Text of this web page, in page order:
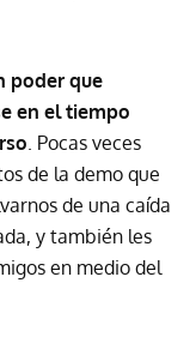
poder que
en el tiempo
. Pocas veces
de la demo que
de una caída
y también les
en medio del